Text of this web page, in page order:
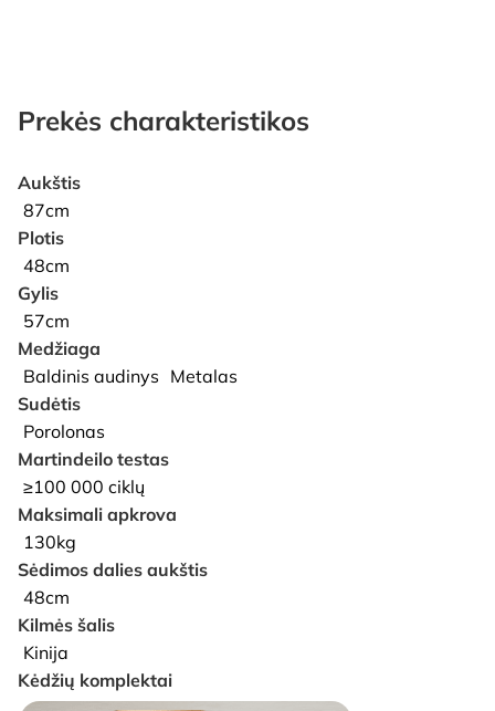
Prekės charakteristikos
Aukštis
87cm
Plotis
48cm
Gylis
57cm
Medžiaga
Baldinis audinys Metalas
Sudėtis
Porolonas
Martindeilo testas
≥100 000 ciklų
Maksimali apkrova
130kg
Sėdimos dalies aukštis
48cm
Kilmės šalis
Kinija
Kėdžių komplektai